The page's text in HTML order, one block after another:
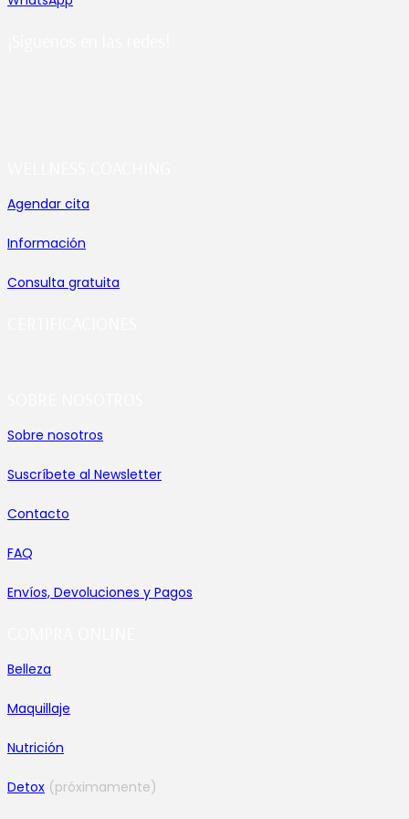
Agendar cita
Información
Consulta gratuita
Sobre nosotros
Suscríbete al Newsletter
Contacto
FAQ
Envíos, Devoluciones y Pagos
Belleza
Maquillaje
Nutrición
Detox (próximamente)